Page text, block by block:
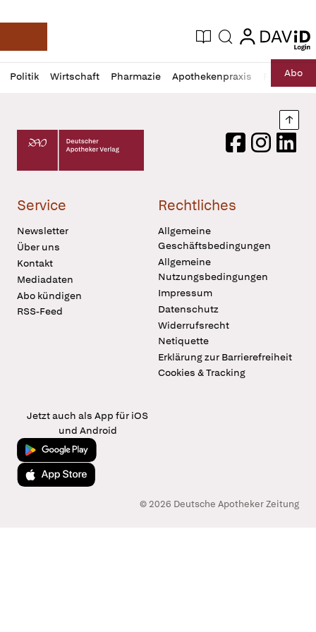
Deutsche Apotheker Zeitung
Aktuelle Ausgabe
Suche login
login
Politik Wirtschaft Pharmazie Apothekenpraxis RechtAbo
Profil
öffnen
Daz
Pur
Deutscher Apotheker Verlag Logo
FacebookInstagram
Service
Newsletter
Über uns
Kontakt
Mediadaten
Abo kündigen
RSS-Feed
Rechtliches
Allgemeine
Geschäftsbedingungen
Allgemeine
Nutzungsbedingungen
Impressum
Datenschutz
Widerrufsrecht
Netiquette
Erklärung zur Barrierefreiheit
Cookies & Tracking
Jetzt auch als App für iOS
und Android
Jetzt bei Google Play
Laden im App Store
© 2026 Deutsche Apotheker Zeitung